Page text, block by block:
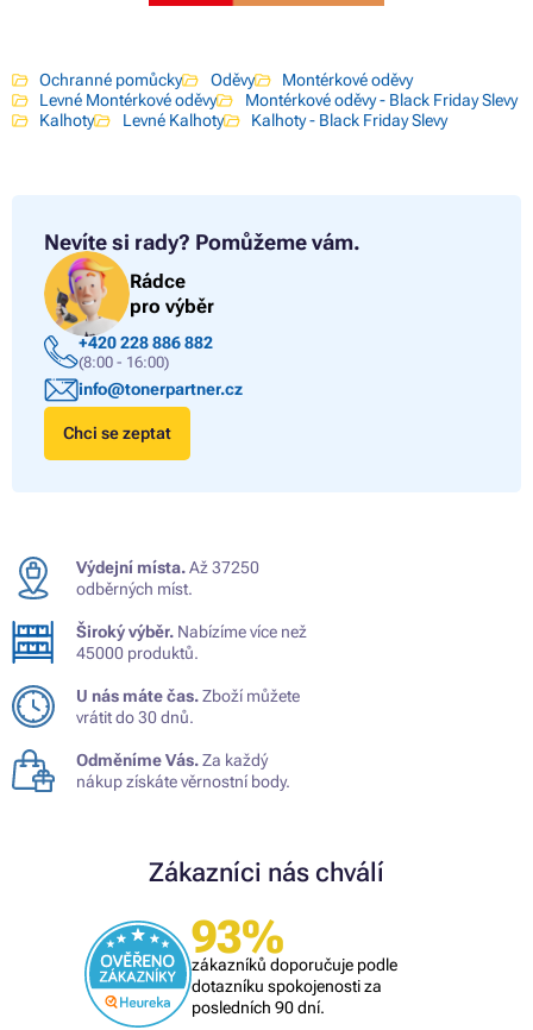
Ochranné pomůcky Oděvy
Montérkové oděvy
Levné Montérkové oděvy
Montérkové oděvy - Black Friday Slevy
Kalhoty
Levné Kalhoty Kalhoty - Black Friday Slevy
Nevíte si rady? Pomůžeme vám.
Rádce
pro výběr
+420 228 886 882
(8:00 - 16:00)
info@tonerpartner.cz
Chci se zeptat
Výdejní místa.Až 37250
odběrných míst.
Široký výběr. Nabízíme více než
45000 produktů.
U nás máte čas.Zboží můžete
vrátit do 30 dnů.
Odměníme Vás.Za každý
nákup získáte věrnostní body.
Zákazníci nás chválí
93%
zákazníků doporučuje podle
dotazníku spokojenosti za
posledních 90 dní.